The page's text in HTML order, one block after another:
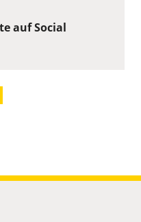
auf Social